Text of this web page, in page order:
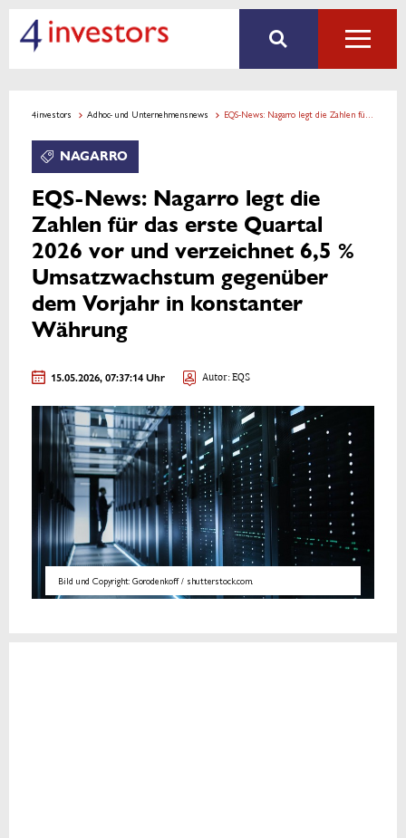
4investors Adhoc- und Unternehmensnews EQS-News: Nagarro legt die Zahlen für das erste Quartal 2026 vor und verzeichnet 6,5 % Umsatzwachstum gegenüber dem Vorjahr in konstanter Währung
NAGARRO
EQS-News: Nagarro legt die
Zahlen für das erste Quartal
2026 vor und verzeichnet 6,5 %
Umsatzwachstum gegenüber
dem Vorjahr in konstanter
Währung
15.05.2026, 07:37:14 Uhr Autor: EQS
Bild und Copyright: Gorodenkoff / shutterstock.com.